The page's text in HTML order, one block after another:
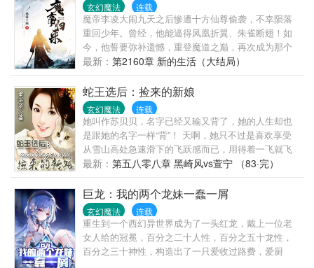
玄幻魔法 连载
魔帝李凌大闹九天之后惨遭十方仙尊偷袭，不幸陨落
重回少年。曾经，他能逼得凤凰折翼、朱雀断翅！如
今，他誓要弥补遗憾，重登魔道之巅，再次成为那个
杀伐果断的九天魔帝！魔帝再临人间，九州为之震
颤！
最新： 第2160章 新的生活（大结局）
蛇王选后：捡来的新娘
玄幻魔法 连载
她叫作苏贝贝，名字已经又输又背了，她的人生却也
是跟她的名字一样“背”！ 天啊，她只不过是喜欢享受
从雪山高处急速滑下的飞跃感而已，用得着一飞就飞
到一个不知道何年何月何日的古国去吗？ “啊——救命
啊——”苏贝贝在坠落中尖声嘶喊。 “咦？我竟然没
死！哇，这山崖底的地面好软也，咦？温温的……”苏
贝贝有点开心地坐起来，伸手摸索着有温度的地面。
然而，当她擦亮眼睛看清楚的时候—— “蛇……我竟然
坐在一条巨蛇的身上，啊……” 两眼一翻，她很没志气
地晕倒过去，失去意识前，她后知觉地想到——为何
蛇的身体是温的，蛇不是冷血动物吗？ 她不过穿越后
最新： 第五八零八章 黑崎风vs萱宁 （83·完）
巨龙：我的两个龙妹一蠢一屑
玄幻魔法 连载
重生到一个西幻异世界成为了一头红龙，戴上一位老
女人给的冠冕，百分之二十人性，百分之五十龙性，
百分之三十神性，构造出了一只爱收过路费，爱厨